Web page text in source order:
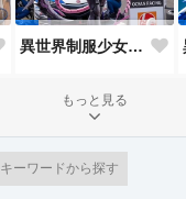
異世界制服少女達 デスサイズレースクィーンと黒猫🐈‍⬛と白猫🐈
もっと見る
キーワードから探す